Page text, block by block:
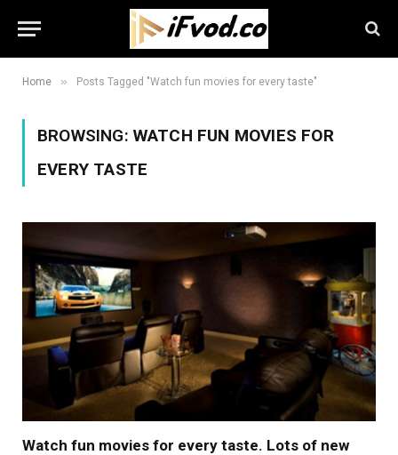
Home » Posts Tagged "Watch fun movies for every taste"
BROWSING: WATCH FUN MOVIES FOR
EVERY TASTE
Watch fun movies for every taste. Lots of new